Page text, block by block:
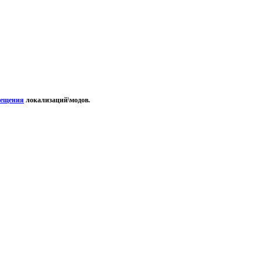
локализаций\модов.